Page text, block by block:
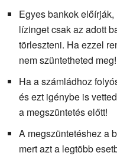
Egyes bankok
lízinget csak az adott
törleszteni. Ha ezzel
nem szüntetheted meg!
Ha a számládhoz
és ezt igénybe is
a megszüntetés előtt!
A megszüntetéshez a
mert azt a legtöbb